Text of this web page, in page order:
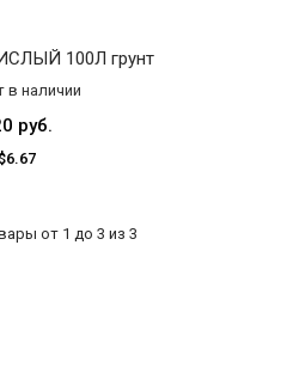
100Л грунт
в наличии
руб.
от 1 до 3 из 3